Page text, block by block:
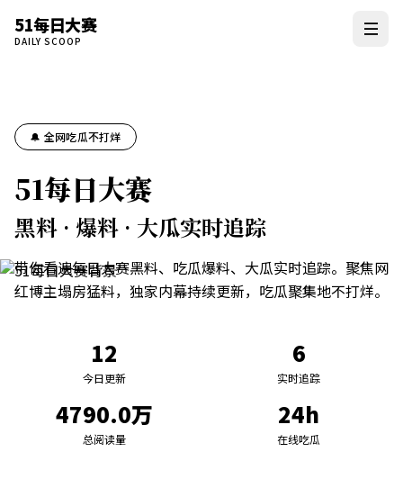
51每日大赛
DAILY SCOOP
🔔 全网吃瓜不打烊
51每日大赛
黑料 · 爆料 · 大瓜实时追踪
带你看遍每日大赛黑料、吃瓜爆料、大瓜实时追踪。聚焦网
红博主塌房猛料，独家内幕持续更新，吃瓜聚集地不打烊。
12
今日更新
6
实时追踪
4790.0万
总阅读量
24h
在线吃瓜